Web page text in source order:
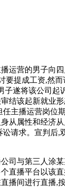
运营的男子向
要提成工资,然
子遂将该公司起
结该起新就业
主播运营岗位
从属性和经济
请求。宣判后,
司与第三人涂
直播平台以该
播间进行直播,